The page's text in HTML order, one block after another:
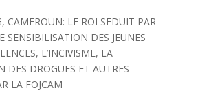
CAMEROUN: LE ROI SEDUIT PAR
SENSIBILISATION DES JEUNES
L’INCIVISME, LA
DES DROGUES ET AUTRES
LA FOJCAM